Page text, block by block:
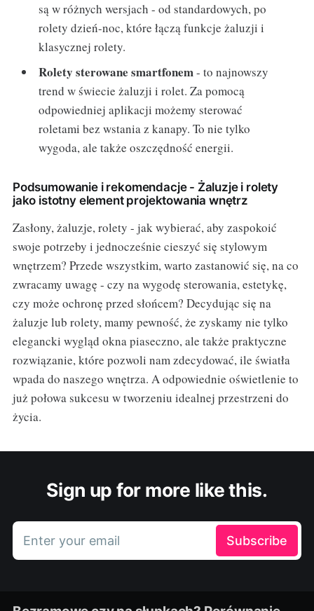
są w różnych wersjach - od standardowych, po
rolety dzień-noc, które łączą funkcje żaluzji i
klasycznej rolety.
Rolety sterowane smartfonem- to najnowszy
trend w świecie żaluzji i rolet. Za pomocą
odpowiedniej aplikacji możemy sterować
roletami bez wstania z kanapy. To nie tylko
wygoda, ale także oszczędność energii.
Podsumowanie i rekomendacje - Żaluzje i rolety
jako istotny element projektowania wnętrz
Zasłony, żaluzje, rolety - jak wybierać, aby zaspokoić
swoje potrzeby i jednocześnie cieszyć się stylowym
wnętrzem? Przede wszystkim, warto zastanowić się, na co
zwracamy uwagę - czy na wygodę sterowania, estetykę,
czy może ochronę przed słońcem? Decydując się na
żaluzje lub rolety, mamy pewność, że zyskamy nie tylko
elegancki wygląd okna piaseczno, ale także praktyczne
rozwiązanie, które pozwoli nam zdecydować, ile światła
wpada do naszego wnętrza. A odpowiednie oświetlenie to
już połowa sukcesu w tworzeniu idealnej przestrzeni do
życia.
Sign up for more like this.
Enter your email Subscribe